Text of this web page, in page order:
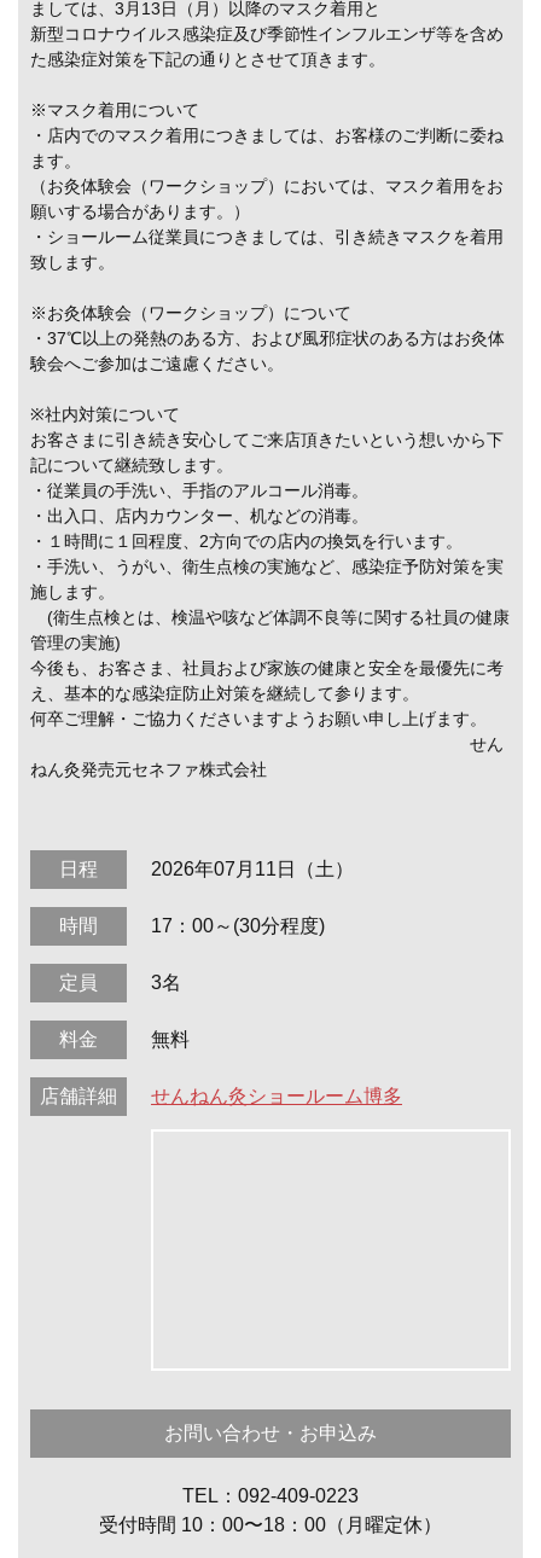
ましては、3月13日（月）以降のマスク着用と
新型コロナウイルス感染症及び季節性インフルエンザ等を含め
た感染症対策を下記の通りとさせて頂きます。
※マスク着用について
・店内でのマスク着用につきましては、お客様のご判断に委ね
ます。
（お灸体験会（ワークショップ）においては、マスク着用をお
願いする場合があります。）
・ショールーム従業員につきましては、引き続きマスクを着用
致します。
※お灸体験会（ワークショップ）について
・37℃以上の発熱のある方、および風邪症状のある方はお灸体
験会へご参加はご遠慮ください。
※社内対策について
お客さまに引き続き安心してご来店頂きたいという想いから下
記について継続致します。
・従業員の手洗い、手指のアルコール消毒。
・出入口、店内カウンター、机などの消毒。
・１時間に１回程度、2方向での店内の換気を行います。
・手洗い、うがい、衛生点検の実施など、感染症予防対策を実
施します。
(衛生点検とは、検温や咳など体調不良等に関する社員の健康
管理の実施)
今後も、お客さま、社員および家族の健康と安全を最優先に考
え、基本的な感染症防止対策を継続して参ります。
何卒ご理解・ご協力くださいますようお願い申し上げます。
せん
ねん灸発売元セネファ株式会社
日程 2026年07月11日（土）
時間 17：00～(30分程度)
定員 3名
料金 無料
店舗詳細 せんねん灸ショールーム博多
お問い合わせ・お申込み
TEL：092-409-0223
受付時間 10：00〜18：00（月曜定休）